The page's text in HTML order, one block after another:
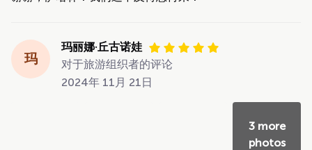
玛
玛丽娜·丘古诺娃
对于旅游组织者的评论
2024年 11月 21日
3 more
photos